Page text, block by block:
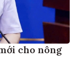
cho nông